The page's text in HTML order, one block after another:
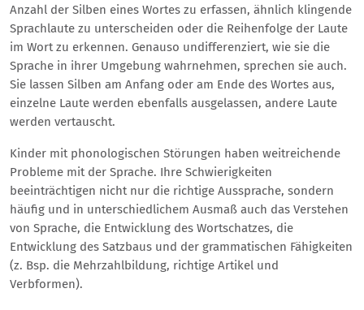
Anzahl der Silben eines Wortes zu erfassen, ähnlich klingende
Sprachlaute zu unterscheiden oder die Reihenfolge der Laute
im Wort zu erkennen. Genauso undifferenziert, wie sie die
Sprache in ihrer Umgebung wahrnehmen, sprechen sie auch.
Sie lassen Silben am Anfang oder am Ende des Wortes aus,
einzelne Laute werden ebenfalls ausgelassen, andere Laute
werden vertauscht.
Kinder mit phonologischen Störungen haben weitreichende
Probleme mit der Sprache. Ihre Schwierigkeiten
beeinträchtigen nicht nur die richtige Aussprache, sondern
häufig und in unterschiedlichem Ausmaß auch das Verstehen
von Sprache, die Entwicklung des Wortschatzes, die
Entwicklung des Satzbaus und der grammatischen Fähigkeiten
(z. Bsp. die Mehrzahlbildung, richtige Artikel und
Verbformen).